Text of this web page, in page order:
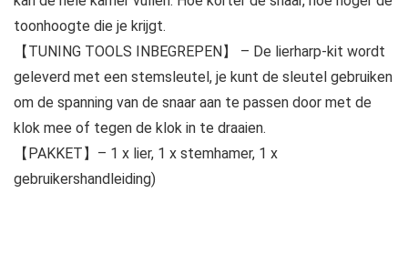
toonhoogte die je krijgt.
【TUNING TOOLS INBEGREPEN】 – De lierharp-kit wordt
geleverd met een stemsleutel, je kunt de sleutel gebruiken
om de spanning van de snaar aan te passen door met de
klok mee of tegen de klok in te draaien.
【PAKKET】– 1 x lier, 1 x stemhamer, 1 x
gebruikershandleiding)